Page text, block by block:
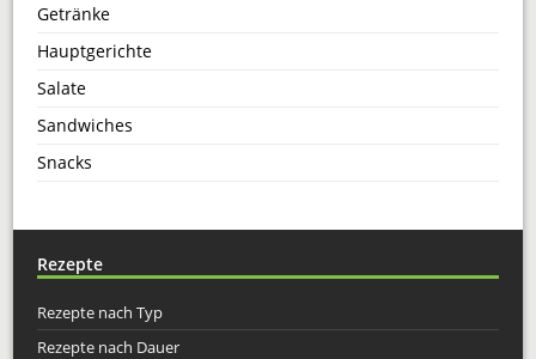
Getränke
Hauptgerichte
Salate
Sandwiches
Snacks
Rezepte
Rezepte nach Typ
Rezepte nach Dauer